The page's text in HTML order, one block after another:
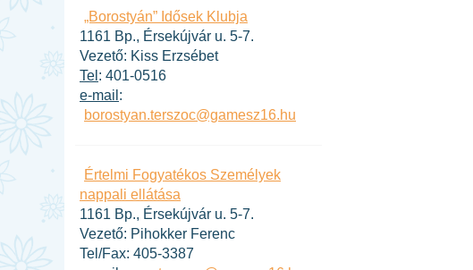
„Borostyán” Idősek Klubja
1161 Bp., Érsekújvár u. 5-7.
Vezető: Kiss Erzsébet
Tel : 401-0516
e-mail :
borostyan.terszoc@gamesz16.hu
Értelmi Fogyatékos Személyek
nappali ellátása
1161 Bp., Érsekújvár u. 5-7.
Vezető: Pihokker Ferenc
Tel/Fax: 405-3387